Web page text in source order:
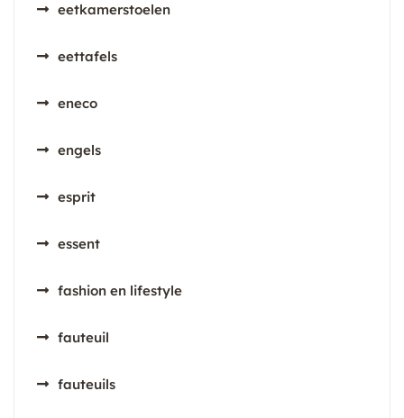
eetkamerstoelen
eettafels
eneco
engels
esprit
essent
fashion en lifestyle
fauteuil
fauteuils